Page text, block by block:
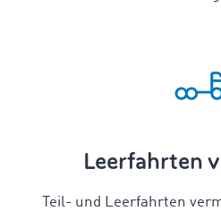
Leerfahrten
Teil- und Leerfahrten